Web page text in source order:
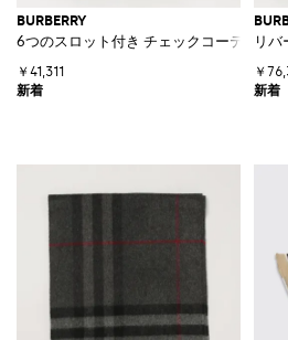
BURBERRY
6つのスロット付き チェックコーテッド
￥41,311
リ
￥